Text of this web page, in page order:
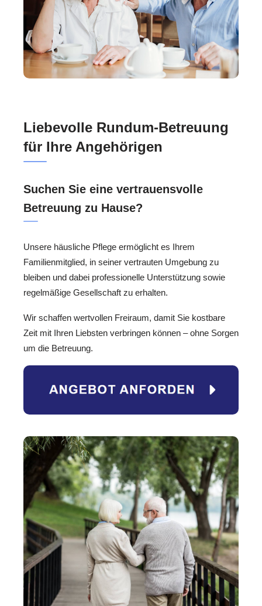
Liebevolle Rundum-Betreuung
für Ihre Angehörigen
Suchen Sie eine vertrauensvolle
Betreuung zu Hause?
Unsere häusliche Pflege ermöglicht es Ihrem
Familienmitglied, in seiner vertrauten Umgebung zu
bleiben und dabei professionelle Unterstützung sowie
regelmäßige Gesellschaft zu erhalten.
Wir schaffen wertvollen Freiraum, damit Sie kostbare
Zeit mit Ihren Liebsten verbringen können – ohne Sorgen
um die Betreuung.